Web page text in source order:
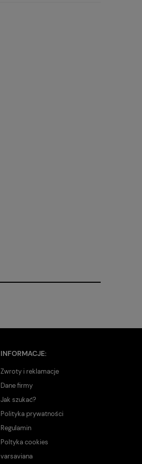
INFORMACJE:
Zwroty i reklamacje
Dane firmy
Jak szukać?
Polityka prywatności
Regulamin
Poltyka cookies
varsaviana